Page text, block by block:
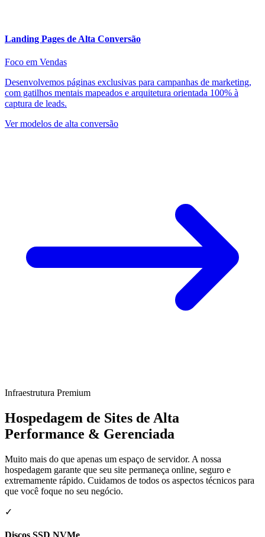
Landing Pages de Alta Conversão
Foco em Vendas
Desenvolvemos páginas exclusivas para campanhas de marketing,
com gatilhos mentais mapeados e arquitetura orientada 100% à
captura de leads.
Ver modelos de alta conversão
Infraestrutura Premium
Hospedagem de Sites de Alta
Performance & Gerenciada
Muito mais do que apenas um espaço de servidor. A nossa
hospedagem garante que seu site permaneça online, seguro e
extremamente rápido. Cuidamos de todos os aspectos técnicos para
que você foque no seu negócio.
✓
Discos SSD NVMe